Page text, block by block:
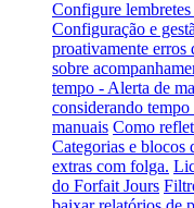
Configure
Configuração e
proativamente erros
sobre
tempo - Alerta de
considerando
manuais Como
Categorias e blocos
extras com folga.
do Forfait Jours